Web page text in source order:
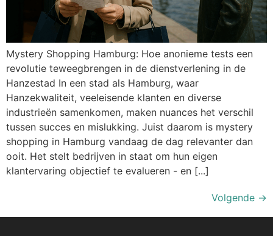
Mystery Shopping Hamburg: Hoe anonieme tests een
revolutie teweegbrengen in de dienstverlening in de
Hanzestad In een stad als Hamburg, waar
Hanzekwaliteit, veeleisende klanten en diverse
industrieën samenkomen, maken nuances het verschil
tussen succes en mislukking. Juist daarom is mystery
shopping in Hamburg vandaag de dag relevanter dan
ooit. Het stelt bedrijven in staat om hun eigen
klantervaring objectief te evalueren - en [...]
Volgende →